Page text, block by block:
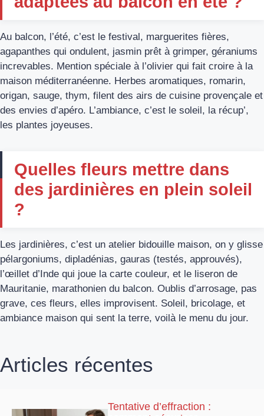
Au balcon, l’été, c’est le festival, marguerites fières,
agapanthes qui ondulent, jasmin prêt à grimper, géraniums
increvables. Mention spéciale à l’olivier qui fait croire à la
maison méditerranéenne. Herbes aromatiques, romarin,
origan, sauge, thym, filent des airs de cuisine provençale et
des envies d’apéro. L’ambiance, c’est le soleil, la récup’,
les plantes joyeuses.
Quelles fleurs mettre dans
des jardinières en plein soleil
?
Les jardinières, c’est un atelier bidouille maison, on y glisse
pélargoniums, dipladénias, gauras (testés, approuvés),
l’œillet d’Inde qui joue la carte couleur, et le liseron de
Mauritanie, marathonien du balcon. Oublis d’arrosage, pas
grave, ces fleurs, elles improvisent. Soleil, bricolage, et
ambiance maison qui sent la terre, voilà le menu du jour.
Articles récentes
Tentative d’effraction :